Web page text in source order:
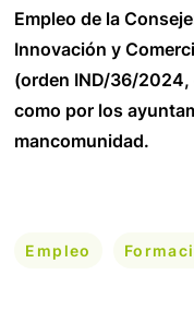
Empleo de la
Innovación y
(orden IND/36/
como por los
mancomunidad.
Empleo